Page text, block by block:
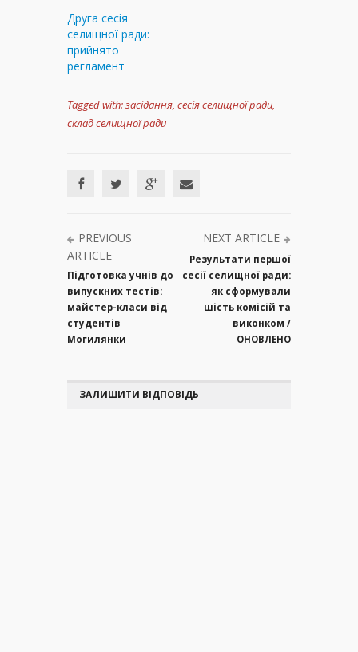
Друга сесія
селищної ради:
прийнято
регламент
Tagged with:засідання, сесія селищної ради,
склад селищної ради
PREVIOUS
ARTICLE
Підготовка учнів до
випускних тестів:
майстер-класи від
студентів
Могилянки
NEXT ARTICLE
Результати першої
сесії селищної ради:
як сформували
шість комісій та
виконком /
ОНОВЛЕНО
ЗАЛИШИТИ ВІДПОВІДЬ